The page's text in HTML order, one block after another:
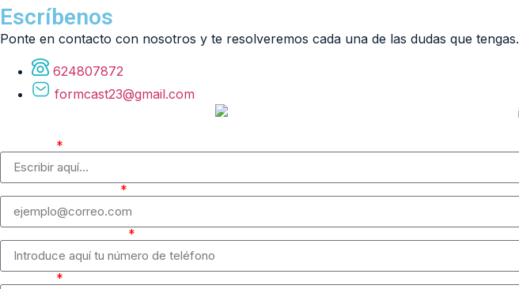
Escríbenos
Ponte en contacto con nosotros y te resolveremos cada una de las dudas que tengas.
624807872
formcast23@gmail.com